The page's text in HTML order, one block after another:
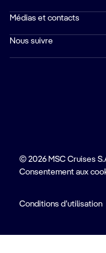
Médias et contacts
Nous suivre
© 2026 MSC Cruises
Consentement aux
Conditions d’utilisation